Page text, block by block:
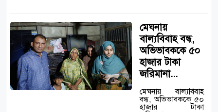
মেঘনায়
বাল্যবিবাহ বন্ধ,
অভিভাবককে ৫০
হাজার টাকা
জরিমানা...
মেঘনায় বাল্যবিবাহ
বন্ধ, অভিভাবককে ৫০
হাজার টাকা